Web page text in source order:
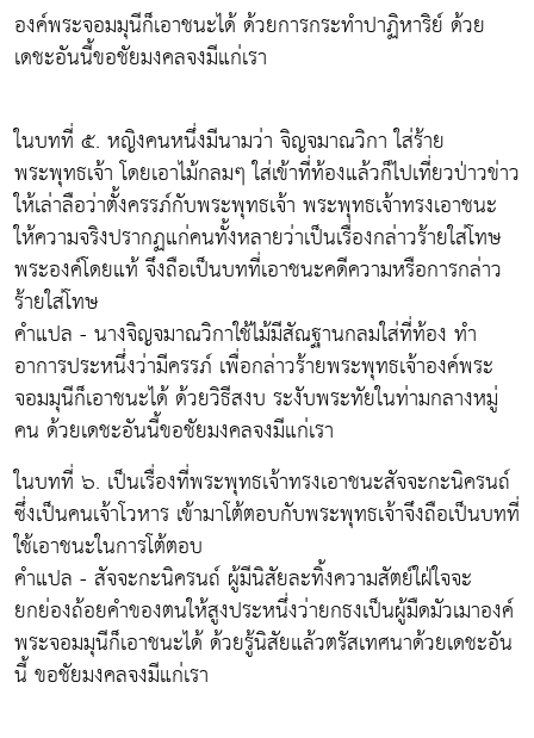
องค์พระจอมมุนีก็เอาชนะได้ ด้วยการกระทำปาฏิหาริย์ ด้วย
เดชะอันนี้ขอชัยมงคลจงมีแก่เรา
ในบทที่ ๕. หญิงคนหนึ่งมีนามว่า จิญจมาณวิกา ใส่ร้าย
พระพุทธเจ้า โดยเอาไม้กลมๆ ใส่เข้าที่ท้องแล้วก็ไปเที่ยวป่าวข่าว
ให้เล่าลือว่าตั้งครรภ์กับพระพุทธเจ้า พระพุทธเจ้าทรงเอาชนะ
ให้ความจริงปรากฏแก่คนทั้งหลายว่าเป็นเรื่องกล่าวร้ายใส่โทษ
พระองค์โดยแท้ จึงถือเป็นบทที่เอาชนะคดีความหรือการกล่าว
ร้ายใส่โทษ
คำแปล - นางจิญจมาณวิกาใช้ไม้มีสัณฐานกลมใส่ที่ท้อง ทำ
อาการประหนึ่งว่ามีครรภ์ เพื่อกล่าวร้ายพระพุทธเจ้าองค์พระ
จอมมุนีก็เอาชนะได้ ด้วยวิธีสงบ ระงับพระทัยในท่ามกลางหมู่
คน ด้วยเดชะอันนี้ขอชัยมงคลจงมีแก่เรา
ในบทที่ ๖. เป็นเรื่องที่พระพุทธเจ้าทรงเอาชนะสัจจะกะนิครนถ์
ซึ่งเป็นคนเจ้าโวหาร เข้ามาโต้ตอบกับพระพุทธเจ้าจึงถือเป็นบทที่
ใช้เอาชนะในการโต้ตอบ
คำแปล - สัจจะกะนิครนถ์ ผู้มีนิสัยละทิ้งความสัตย์ใฝ่ใจจะ
ยกย่องถ้อยคำของตนให้สูงประหนึ่งว่ายกธงเป็นผู้มืดมัวเมาองค์
พระจอมมุนีก็เอาชนะได้ ด้วยรู้นิสัยแล้วตรัสเทศนาด้วยเดชะอัน
นี้ ขอชัยมงคลจงมีแก่เรา